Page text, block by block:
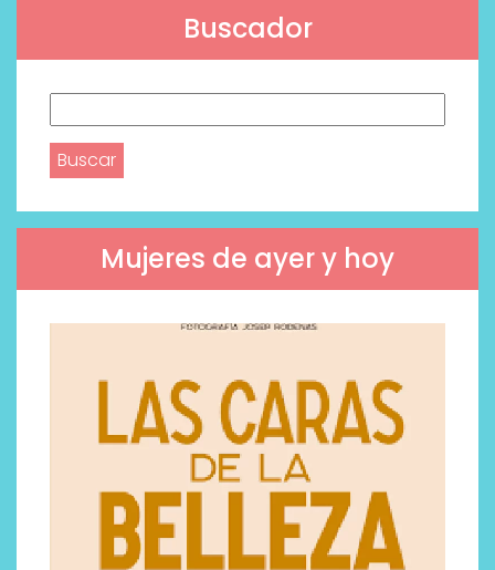
Buscador
Mujeres de ayer y hoy